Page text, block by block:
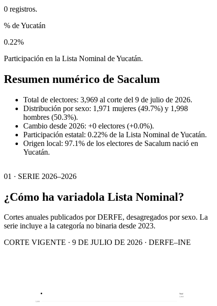
0 registros.
% de Yucatán
0.22%
Participación en la Lista Nominal de Yucatán.
Resumen numérico de Sacalum
Total de electores: 3,969 al corte del 9 de julio de 2026.
Distribución por sexo: 1,971 mujeres (49.7%) y 1,998
hombres (50.3%).
Cambio desde 2026: +0 electores (+0.0%).
Participación estatal: 0.22% de la Lista Nominal de Yucatán.
Origen local: 97.1% de los electores de Sacalum nació en
Yucatán.
01 · SERIE 2026–2026
¿Cómo ha variadola Lista Nominal?
Cortes anuales publicados por DERFE, desagregados por sexo. La
serie incluye a la categoría no binaria desde 2023.
CORTE VIGENTE · 9 DE JULIO DE 2026 · DERFE–INE
3,689
Total
3,969